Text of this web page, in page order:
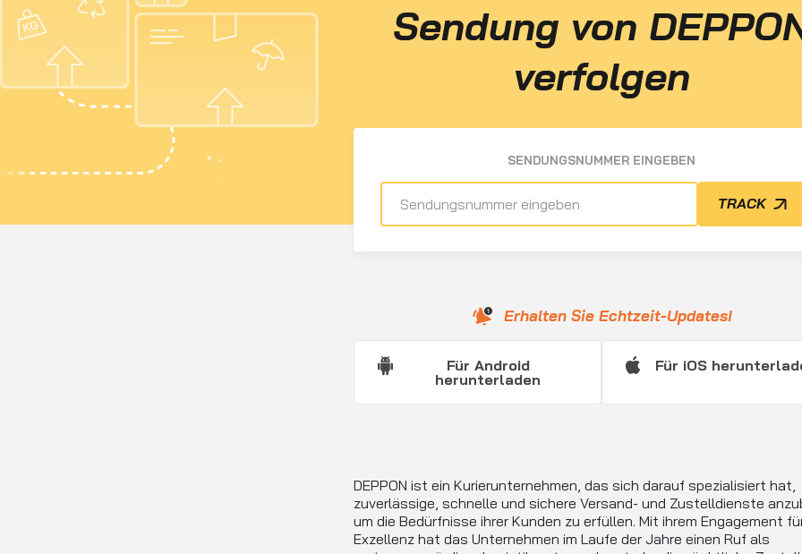
Sendung von
verfolgen
SENDUNGSNUMMER EINGEBEN
TRACK
Erhalten Sie Echtzeit-Updates!
Für Android
herunterladen
Für iOS
DEPPON ist ein Kurierunternehmen, das sich darauf spezialisiert hat,
zuverlässige, schnelle und sichere Versand- und Zustelldienste
um die Bedürfnisse ihrer Kunden zu erfüllen. Mit ihrem Engagement
Exzellenz hat das Unternehmen im Laufe der Jahre einen Ruf als